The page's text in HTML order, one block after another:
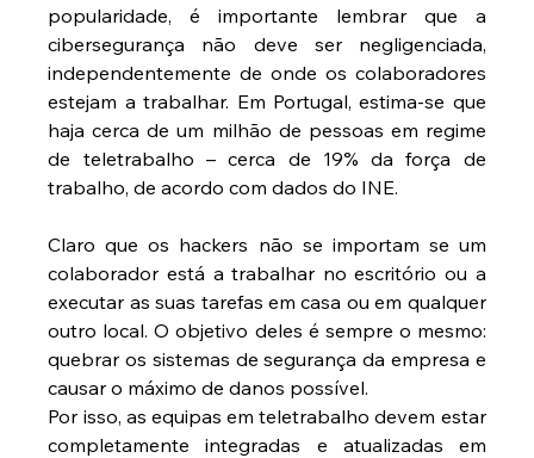
popularidade, é importante lembrar que a
cibersegurança não deve ser negligenciada,
independentemente de onde os colaboradores
estejam a trabalhar. Em Portugal, estima-se que
haja cerca de um milhão de pessoas em regime
de teletrabalho – cerca de 19% da força de
trabalho, de acordo com dados do INE.
Claro que os hackers não se importam se um
colaborador está a trabalhar no escritório ou a
executar as suas tarefas em casa ou em qualquer
outro local. O objetivo deles é sempre o mesmo:
quebrar os sistemas de segurança da empresa e
causar o máximo de danos possível.
Por isso, as equipas em teletrabalho devem estar
completamente integradas e atualizadas em